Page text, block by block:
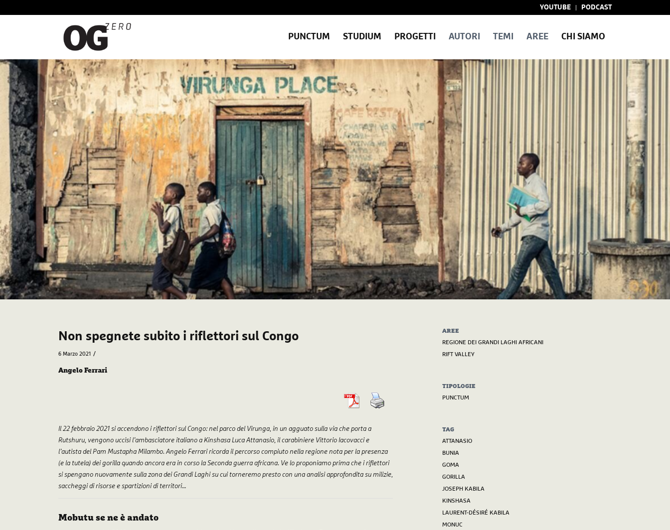
YOUTUBE PODCAST
PUNCTUM STUDIUM PROGETTI AUTORI TEMI AREE CHI SIAMO
Non spegnete subito i riflettori sul Congo
6 Marzo 2021 /
Angelo Ferrari
Il 22 febbraio 2021 si accendono i riflettori sul Congo: nel parco del Virunga, in un agguato sulla via che porta a
Rutshuru, vengono uccisi l’ambasciatore italiano a Kinshasa Luca Attanasio, il carabiniere Vittorio Iacovacci e
l’autista del Pam Mustapha Milambo. Angelo Ferrari ricorda il percorso compiuto nella regione nota per la presenza
(e la tutela) dei gorilla quando ancora era in corso la Seconda guerra africana. Ve lo proponiamo prima che i riflettori
si spengano nuovamente sulla zona dei Grandi Laghi su cui torneremo presto con una analisi approfondita su milizie,
saccheggi di risorse e spartizioni di territori…
Mobutu se ne è andato
AREE
REGIONE DEI GRANDI LAGHI AFRICANI
RIFT VALLEY
TIPOLOGIE
PUNCTUM
TAG
ATTANASIO
BUNIA
GOMA
GORILLA
JOSEPH KABILA
KINSHASA
LAURENT-DÉSIRÉ KABILA
MONUC